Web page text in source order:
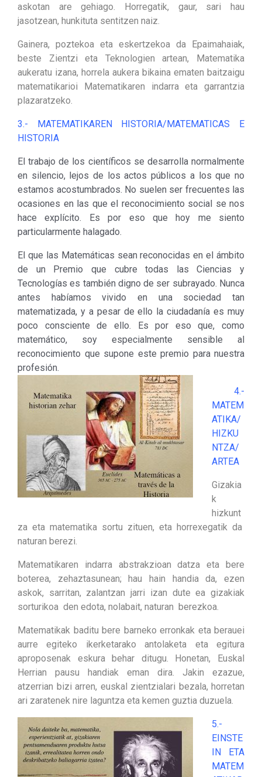
askotan are gehiago. Horregatik, gaur, sari hau
jasotzean, hunkituta sentitzen naiz.
Gainera, poztekoa eta eskertzekoa da Epaimahaiak,
beste Zientzi eta Teknologien artean, Matematika
aukeratu izana, horrela aukera bikaina ematen baitzaigu
matematikarioi Matematikaren indarra eta garrantzia
plazaratzeko.
3.- MATEMATIKAREN HISTORIA/MATEMATICAS E
HISTORIA
El trabajo de los científicos se desarrolla normalmente
en silencio, lejos de los actos públicos a los que no
estamos acostumbrados. No suelen ser frecuentes las
ocasiones en las que el reconocimiento social se nos
hace explícito. Es por eso que hoy me siento
particularmente halagado.
El que las Matemáticas sean reconocidas en el ámbito
de un Premio que cubre todas las Ciencias y
Tecnologías es también digno de ser subrayado. Nunca
antes habíamos vivido en una sociedad tan
matematizada, y a pesar de ello la ciudadanía es muy
poco consciente de ello. Es por eso que, como
matemático, soy especialmente sensible al
reconocimiento que supone este premio para nuestra
profesión.
4.-
MATEM
ATIKA/
HIZKU
NTZA/
ARTEA
Gizakia
k
hizkunt
za eta matematika sortu zituen, eta horrexegatik da
naturan berezi.
Matematikaren indarra abstrakzioan datza eta bere
boterea, zehaztasunean; hau hain handia da, ezen
askok, sarritan, zalantzan jarri izan dute ea gizakiak
sorturikoa den edota, nolabait, naturan berezkoa.
Matematikak baditu bere barneko erronkak eta berauei
aurre egiteko ikerketarako antolaketa eta egitura
aproposenak eskura behar ditugu. Honetan, Euskal
Herrian pausu handiak eman dira. Jakin ezazue,
atzerrian bizi arren, euskal zientzialari bezala, horretan
ari zaratenek nire laguntza eta kemen guztia duzuela.
5.-
EINSTE
IN ETA
MATEM